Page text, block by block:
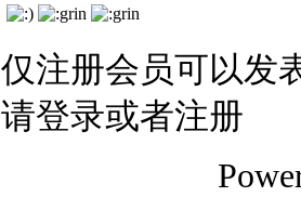
仅注册会员可以发
请登录或者注册